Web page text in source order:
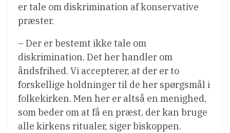
er tale om diskrimination af konservative
præster.
– Der er bestemt ikke tale om
diskrimination. Det her handler om
åndsfrihed. Vi accepterer, at der er to
forskellige holdninger til de her spørgsmål i
folkekirken. Men her er altså en menighed,
som beder om at få en præst, der kan bruge
alle kirkens ritualer, siger biskoppen.